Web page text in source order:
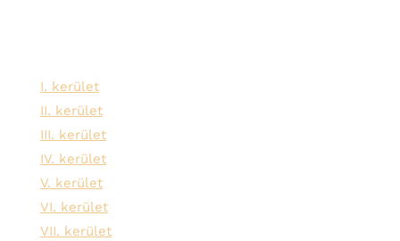
I. kerület
II. kerület
III. kerület
IV. kerület
V. kerület
VI. kerület
VII. kerület